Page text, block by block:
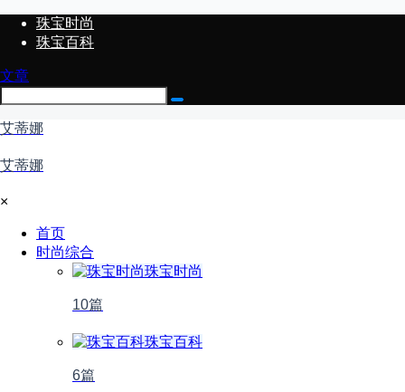
珠宝时尚
珠宝百科
文章
艾蒂娜
艾蒂娜
×
首页
时尚综合
珠宝时尚
10篇
珠宝百科
6篇